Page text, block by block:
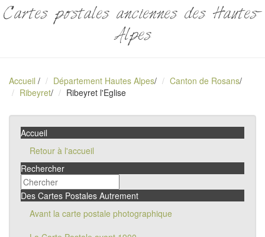
Cartes postales anciennes des Hautes-
Alpes
Accueil / Département Hautes Alpes/ Canton de Rosans/
Ribeyret/ Ribeyret l'Eglise
Accueil
Retour à l'accueil
Rechercher
Des Cartes Postales Autrement
Avant la carte postale photographique